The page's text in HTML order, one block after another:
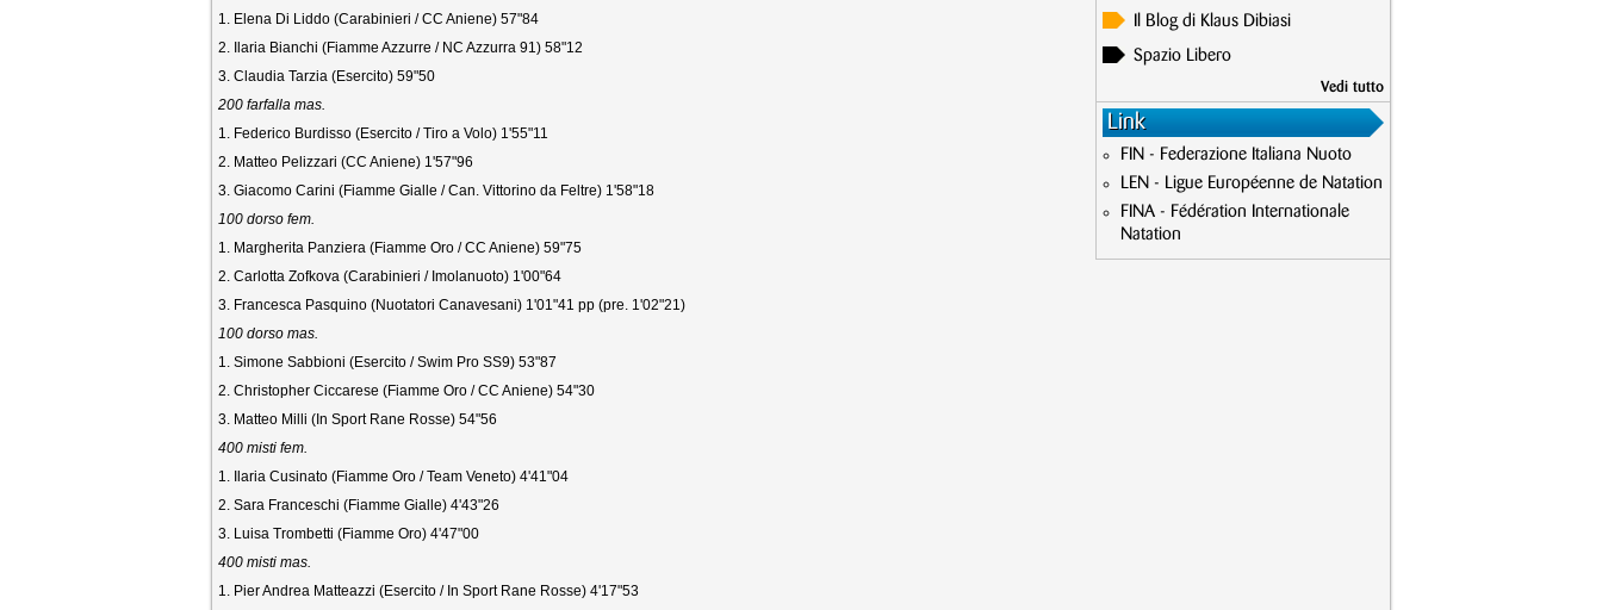
1. Elena Di Liddo (Carabinieri / CC Aniene) 57"84
2. Ilaria Bianchi (Fiamme Azzurre / NC Azzurra 91) 58"12
3. Claudia Tarzia (Esercito) 59"50
200 farfalla mas.
1. Federico Burdisso (Esercito / Tiro a Volo) 1'55"11
2. Matteo Pelizzari (CC Aniene) 1'57"96
3. Giacomo Carini (Fiamme Gialle / Can. Vittorino da Feltre) 1'58"18
100 dorso fem.
1. Margherita Panziera (Fiamme Oro / CC Aniene) 59"75
2. Carlotta Zofkova (Carabinieri / Imolanuoto) 1'00"64
3. Francesca Pasquino (Nuotatori Canavesani) 1'01"41 pp (pre. 1'02"21)
100 dorso mas.
1. Simone Sabbioni (Esercito / Swim Pro SS9) 53"87
2. Christopher Ciccarese (Fiamme Oro / CC Aniene) 54"30
3. Matteo Milli (In Sport Rane Rosse) 54"56
400 misti fem.
1. Ilaria Cusinato (Fiamme Oro / Team Veneto) 4'41"04
2. Sara Franceschi (Fiamme Gialle) 4'43"26
3. Luisa Trombetti (Fiamme Oro) 4'47"00
400 misti mas.
1. Pier Andrea Matteazzi (Esercito / In Sport Rane Rosse) 4'17"53
Il Blog di Klaus Dibiasi
Spazio Libero
Vedi tutto
Link
FIN - Federazione Italiana Nuoto
LEN - Ligue Européenne de Natation
FINA - Fédération Internationale
Natation